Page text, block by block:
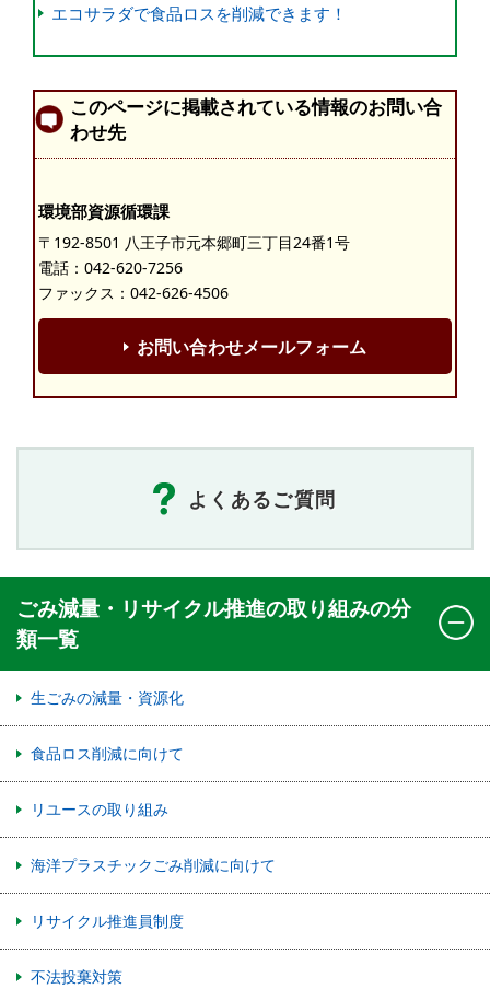
エコサラダで食品ロスを削減できます！
このページに掲載されている情報のお問い合
わせ先
環境部資源循環課
〒192-8501 八王子市元本郷町三丁目24番1号
電話： 042-620-7256
ファックス：042-626-4506
お問い合わせメールフォーム
よくあるご質問
ごみ減量・リサイクル推進の取り組みの分
類一覧
生ごみの減量・資源化
食品ロス削減に向けて
リユースの取り組み
海洋プラスチックごみ削減に向けて
リサイクル推進員制度
不法投棄対策